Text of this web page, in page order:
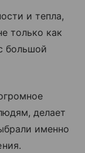
и тепла,
только как
большой
делает
именно